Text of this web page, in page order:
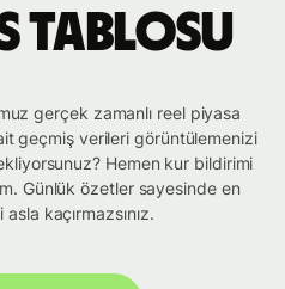
tablosu
gerçek zamanlı reel piyasa
geçmiş verileri görüntülemenizi
Hemen kur bildirimi
Günlük özetler sayesinde en
kaçırmazsınız.